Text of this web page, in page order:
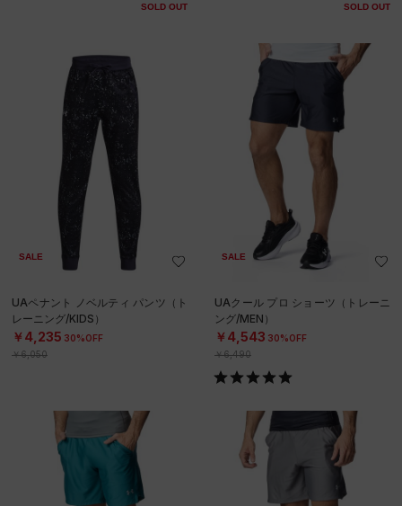
SOLD OUT SOLD OUT
SALE
UAペナント ノベルティ パンツ（ト
レーニング/KIDS）
￥4,235 30%OFF
￥6,050
SALE
UAクール プロ ショーツ（トレーニ
ング/MEN）
￥4,543 30%OFF
￥6,490